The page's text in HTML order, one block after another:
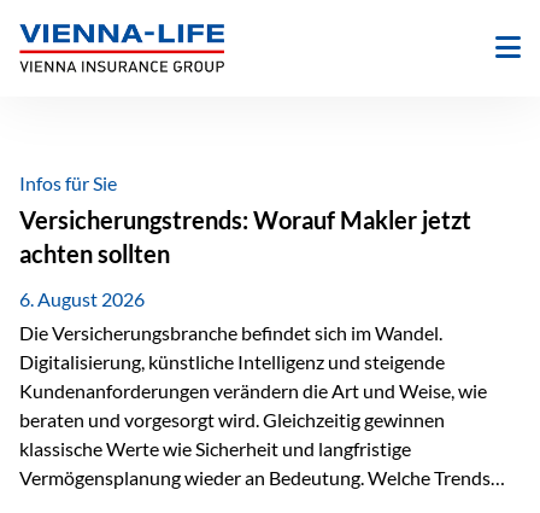
Inhalt
springen
Infos für Sie
Versicherungstrends: Worauf Makler jetzt
achten sollten
6. August 2026
Die Versicherungsbranche befindet sich im Wandel.
Digitalisierung, künstliche Intelligenz und steigende
Kundenanforderungen verändern die Art und Weise, wie
beraten und vorgesorgt wird. Gleichzeitig gewinnen
klassische Werte wie Sicherheit und langfristige
Vermögensplanung wieder an Bedeutung. Welche Trends